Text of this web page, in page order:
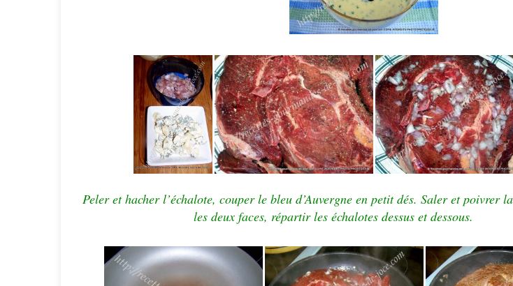
Peler et hacher l’échalote, couper le bleu d’Auvergne en petit dés. Saler et poivrer
les deux faces, répartir les échalotes dessus et dessous.